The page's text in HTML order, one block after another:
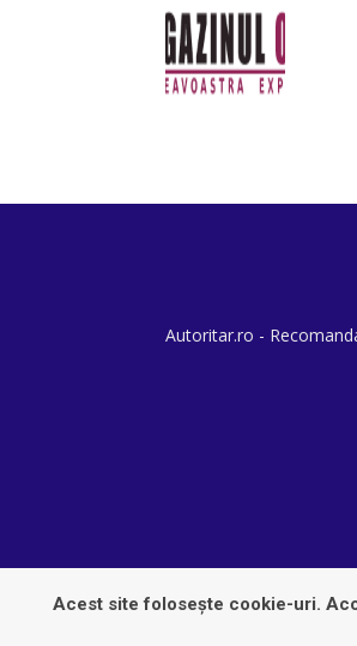
Autoritar.ro -
Acest site folosește cookie-uri.